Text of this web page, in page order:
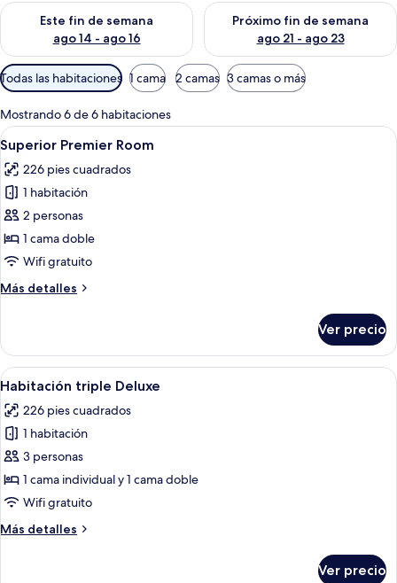
Este fin de semana
ago 14 - ago 16
Consulta la disponibilidad para este fin de semana ago 14 -
Próximo fin de semana
ago 21 - ago 23
Consulta la disponibilidad
Filtros
disponibles
para
las
habitaciones
Todas las habitaciones 1 cama 2 camas 3 camas o más
Mostrando 6 de 6 habitaciones
Abrir
todas
las
fotos
de
Superior
Premier
Una habitación de hotel con cama,
5
Superior Premier Room
226 pies cuadrados
1 habitación
2 personas
1 cama doble
Wifi gratuito
Más detalles
Más
Premier
Room
Ver precio
Abrir
todas
las
fotos
de
Habitación
triple
Habitación de hotel con dos camas,
6
Habitación triple Deluxe
226 pies cuadrados
1 habitación
3 personas
1 cama individual y 1 cama doble
Wifi gratuito
Más detalles
Más
Ver precio